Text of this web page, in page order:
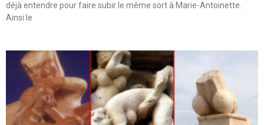
déjà entendre pour faire subir le même sort à Marie-Antoinette.
Ainsi le